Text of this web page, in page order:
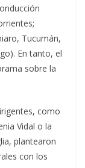
Tucumán,
En tanto, el
sobre la
como
Vidal o la
plantearon
con los